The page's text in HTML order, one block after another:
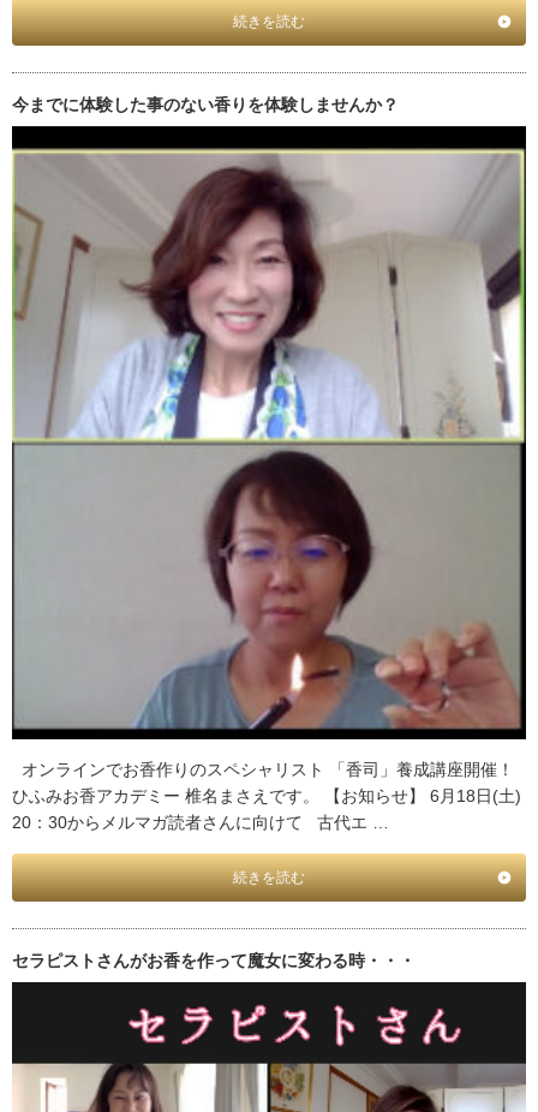
続きを読む
今までに体験した事のない香りを体験しませんか？
オンラインでお香作りのスペシャリスト 「香司」養成講座開催！
ひふみお香アカデミー 椎名まさえです。 【お知らせ】 6月18日(土)
20：30からメルマガ読者さんに向けて 古代エ …
続きを読む
セラピストさんがお香を作って魔女に変わる時・・・